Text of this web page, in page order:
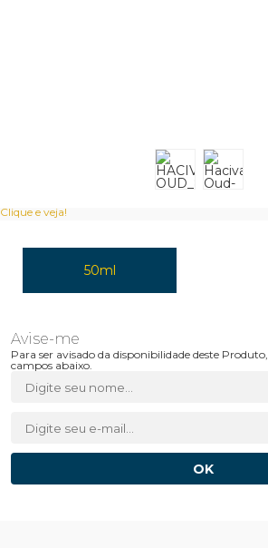
Clique e veja!
50ml
Para ser avisado da disponibilidade deste
campos abaixo.